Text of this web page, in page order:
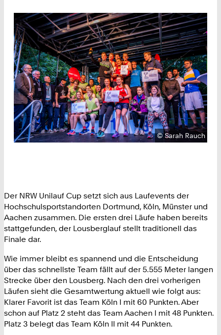
Urheberrecht:
©Sarah Rauch
Der NRW Unilauf Cup setzt sich aus Laufevents der
Hochschulsportstandorten Dortmund, Köln, Münster und
Aachen zusammen. Die ersten drei Läufe haben bereits
stattgefunden, der Lousberglauf stellt traditionell das
Finale dar.
Wie immer bleibt es spannend und die Entscheidung
über das schnellste Team fällt auf der 5.555 Meter langen
Strecke über den Lousberg. Nach den drei vorherigen
Läufen sieht die Gesamtwertung aktuell wie folgt aus:
Klarer Favorit ist das Team Köln I mit 60 Punkten. Aber
schon auf Platz 2 steht das Team Aachen I mit 48 Punkten.
Platz 3 belegt das Team Köln II mit 44 Punkten.